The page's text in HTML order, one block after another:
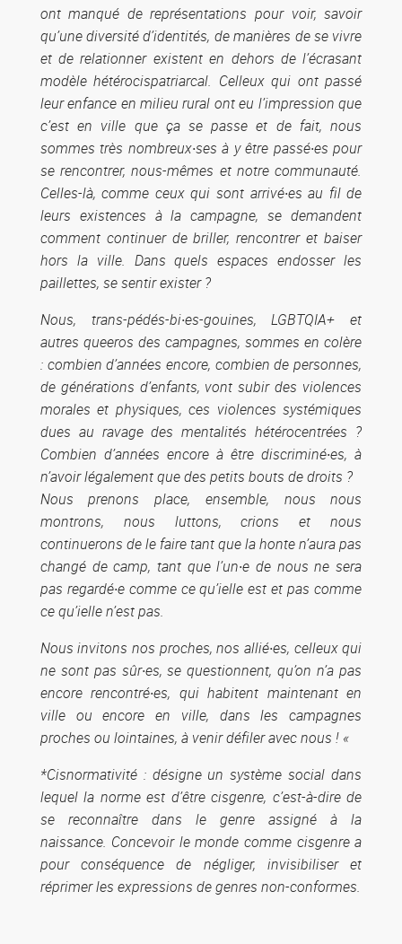
ont manqué de représentations pour voir, savoir
qu’une diversité d’identités, de manières de se vivre
et de relationner existent en dehors de l’écrasant
modèle hétérocispatriarcal. Celleux qui ont passé
leur enfance en milieu rural ont eu l’impression que
c’est en ville que ça se passe et de fait, nous
sommes très nombreux·ses à y être passé·es pour
se rencontrer, nous-mêmes et notre communauté.
Celles-là, comme ceux qui sont arrivé·es au fil de
leurs existences à la campagne, se demandent
comment continuer de briller, rencontrer et baiser
hors la ville. Dans quels espaces endosser les
paillettes, se sentir exister ?
Nous, trans-pédés-bi·es-gouines, LGBTQIA+ et
autres queeros des campagnes, sommes en colère
: combien d’années encore, combien de personnes,
de générations d’enfants, vont subir des violences
morales et physiques, ces violences systémiques
dues au ravage des mentalités hétérocentrées ?
Combien d’années encore à être discriminé·es, à
n’avoir légalement que des petits bouts de droits ?
Nous prenons place, ensemble, nous nous
montrons, nous luttons, crions et nous
continuerons de le faire tant que la honte n’aura pas
changé de camp, tant que l’un·e de nous ne sera
pas regardé·e comme ce qu’ielle est et pas comme
ce qu’ielle n’est pas.
Nous invitons nos proches, nos allié·es, celleux qui
ne sont pas sûr·es, se questionnent, qu’on n’a pas
encore rencontré·es, qui habitent maintenant en
ville ou encore en ville, dans les campagnes
proches ou lointaines, à venir défiler avec nous ! «
*Cisnormativité : désigne un système social dans
lequel la norme est d’être cisgenre, c’est-à-dire de
se reconnaître dans le genre assigné à la
naissance. Concevoir le monde comme cisgenre a
pour conséquence de négliger, invisibiliser et
réprimer les expressions de genres non-conformes.